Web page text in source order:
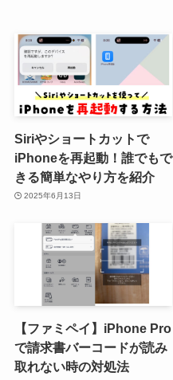
Siriやショートカットで
iPhoneを再起動！誰でもで
きる簡単なやり方を紹介
2025年6月13日
【ファミペイ】iPhone Pro
で請求書バーコードが読み
取れない時の対処法